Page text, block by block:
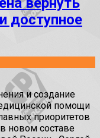
доступное
и создание
помощи
приоритетов
новом составе